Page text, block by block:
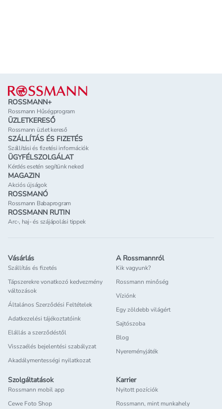
Lábléc
ROSSMANN+
Rossmann Hűségprogram
ÜZLETKERESŐ
Rossmann üzlet kereső
SZÁLLÍTÁS ÉS FIZETÉS
Szállítási és fizetési információk
ÜGYFÉLSZOLGÁLAT
Kérdés esetén segítünk neked
MAGAZIN
Akciós újságok
ROSSMANÓ
Rossmann Babaprogram
ROSSMANN RUTIN
Arc-, haj- és szájápolási tippek
Vásárlás
Szállítás és fizetés
Tápszerekre vonatkozó kedvezmény
változások
Általános Szerződési Feltételek
Adatkezelési tájékoztatóink
Elállás a szerződéstől
Visszaélés bejelentési szabályzat
Akadálymentességi nyilatkozat
A Rossmannról
Kik vagyunk?
Rossmann minőség
Víziónk
Egy zöldebb világért
Sajtószoba
Blog
Nyereményjáték
Szolgáltatások
Rossmann mobil app
Cewe Foto Shop
Karrier
Nyitott pozíciók
Rossmann, mint munkahely